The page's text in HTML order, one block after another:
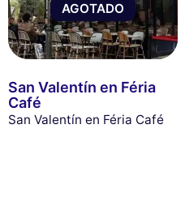
AGOTADO
San Valentín en Féria
Café
San Valentín en Féria Café